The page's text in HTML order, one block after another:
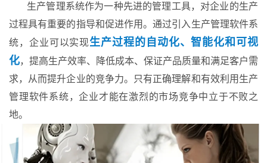
生产管理系统作为一种先进的管理工具，对企业的生产
过程具有重要的指导和促进作用。通过引入生产管理软件系
统，企业可以实现生产过程的自动化、智能化和可视
化，提高生产效率、降低成本、保证产品质量和满足客户需
求，从而提升企业的竞争力。只有正确理解和有效利用生产
管理软件系统，企业才能在激烈的市场竞争中立于不败之
地。